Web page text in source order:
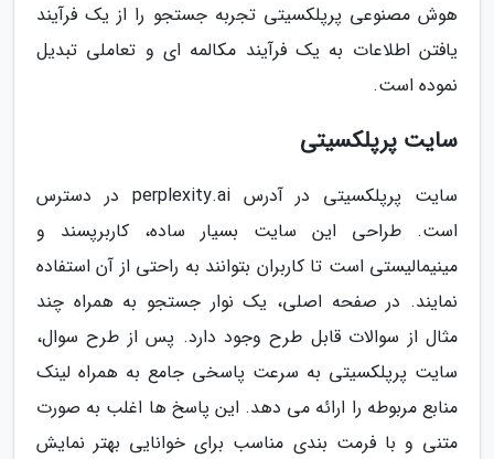
هوش مصنوعی پرپلکسیتی تجربه جستجو را از یک فرآیند
یافتن اطلاعات به یک فرآیند مکالمه ای و تعاملی تبدیل
نموده است.
سایت پرپلکسیتی
سایت پرپلکسیتی در آدرس perplexity.ai در دسترس
است. طراحی این سایت بسیار ساده، کاربرپسند و
مینیمالیستی است تا کاربران بتوانند به راحتی از آن استفاده
نمایند. در صفحه اصلی، یک نوار جستجو به همراه چند
مثال از سوالات قابل طرح وجود دارد. پس از طرح سوال،
سایت پرپلکسیتی به سرعت پاسخی جامع به همراه لینک
منابع مربوطه را ارائه می دهد. این پاسخ ها اغلب به صورت
متنی و با فرمت بندی مناسب برای خوانایی بهتر نمایش